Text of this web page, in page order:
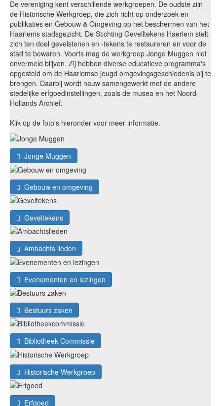
De vereniging kent verschillende werkgroepen. De oudste zijn
de Historische Werkgroep, die zich richt op onderzoek en
publikaties en Gebouw & Omgeving op het beschermen van het
Haarlems stadsgezicht. De Stichting Gevelltekens Haerlem stelt
zich ten doel gevelstenen en -tekens te restaureren en voor de
stad te bewaren. Voorts mag de werkgroep Jonge Muggen niet
onvermeld blijven. Zij hebben diverse educatieve programma's
opgesteld om de Haarlemse jeugd omgevingsgeschiedenis bij te
brengen. Daarbij wordt nauw samengewerkt met de andere
stedelijke erfgoedinstellingen, zoals de musea en het Noord-
Hollands Archief.
Klik op de foto's hieronder voor meer informatie.
Jonge Muggen
Gebouw en omgeving
Geveltekens
Ambachts lieden
Evenementen en lezingen
Bestuurs zaken
Bibliotheek Commissie
Historische Werkgroep
Erfgoed